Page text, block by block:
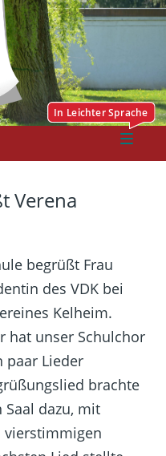
Verena
begrüßt Frau
des VDK bei
Kelheim.
hat unser Schulchor
paar Lieder
brachte
Saal dazu, mit
vierstimmigen